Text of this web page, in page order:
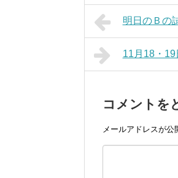
明日のＢの
11月18・19
コメントを
メールアドレスが公